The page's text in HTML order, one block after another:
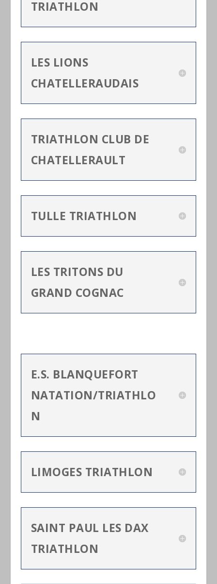
TRIATHLON
LES LIONS
CHATELLERAUDAIS
TRIATHLON CLUB DE
CHATELLERAULT
TULLE TRIATHLON
LES TRITONS DU
GRAND COGNAC
E.S. BLANQUEFORT
NATATION/TRIATHLO
N
LIMOGES TRIATHLON
SAINT PAUL LES DAX
TRIATHLON